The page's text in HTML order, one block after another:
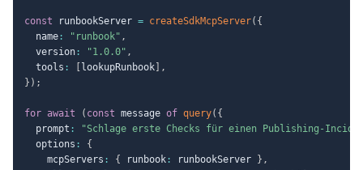
const runbookServer = createSdkMcpServer( {
  name
: "runbook" ,
  version
: "1.0.0" ,
  tools
: lookupRunbook
,
} ) ;
for await ( const message of query( {
  prompt
:
"Schlage erste Checks für einen Publishing-
  options
:
{
    mcpServers
: { runbook : runbookServer } ,